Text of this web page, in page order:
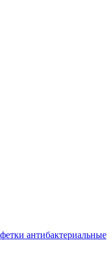
антибактериальные